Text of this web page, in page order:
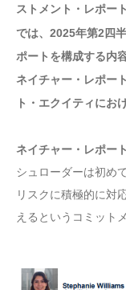
ストメント・レポー
では、2025年第2四
ポートを構成する内
ネイチャー・レポー
ト・エクイティにお
ネイチャー・レポー
シュローダーは初め
リスクに積極的に対
えるというコミット